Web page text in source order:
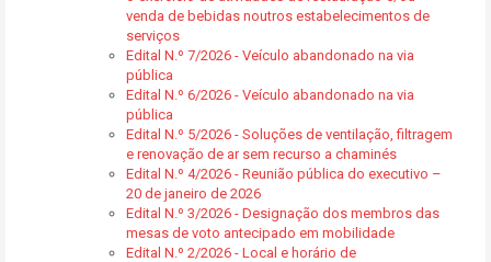
venda de bebidas noutros estabelecimentos de
serviços
Edital N.º 7/2026 - Veículo abandonado na via
pública
Edital N.º 6/2026 - Veículo abandonado na via
pública
Edital N.º 5/2026 - Soluções de ventilação, filtragem
e renovação de ar sem recurso a chaminés
Edital N.º 4/2026 - Reunião pública do executivo –
20 de janeiro de 2026
Edital N.º 3/2026 - Designação dos membros das
mesas de voto antecipado em mobilidade
Edital N.º 2/2026 - Local e horário de